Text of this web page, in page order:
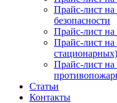
Прайс-лист
безопасности
Прайс-лист на
Прайс-лист
Прайс-лист на
Статьи
Контакты